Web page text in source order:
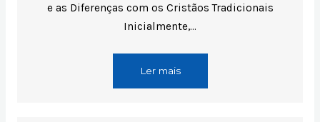
e as Diferenças com os Cristãos Tradicionais
Inicialmente,…
Ler mais